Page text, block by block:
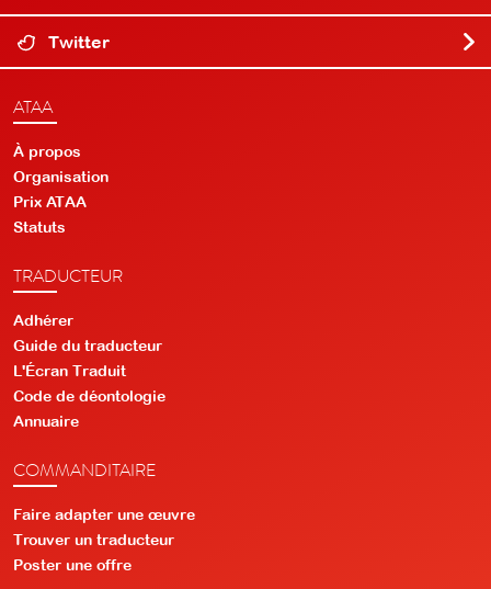
Twitter
ATAA
À propos
Organisation
Prix ATAA
Statuts
TRADUCTEUR
Adhérer
Guide du traducteur
L'Écran Traduit
Code de déontologie
Annuaire
COMMANDITAIRE
Faire adapter une œuvre
Trouver un traducteur
Poster une offre